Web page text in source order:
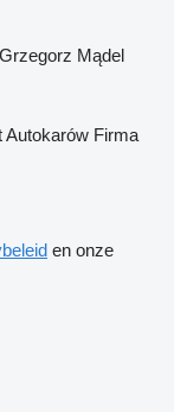
Mądel
Autokarów Firma
en onze